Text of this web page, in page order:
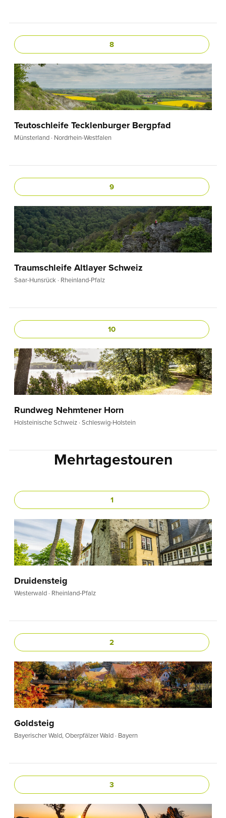
8
Teutoschleife Tecklenburger Bergpfad
Münsterland · Nordrhein-Westfalen
9
Traumschleife Altlayer Schweiz
Saar-Hunsrück · Rheinland-Pfalz
10
Rundweg Nehmtener Horn
Holsteinische Schweiz · Schleswig-Holstein
Mehrtagestouren
1
Druidensteig
Westerwald · Rheinland-Pfalz
2
Goldsteig
Bayerischer Wald, Oberpfälzer Wald · Bayern
3